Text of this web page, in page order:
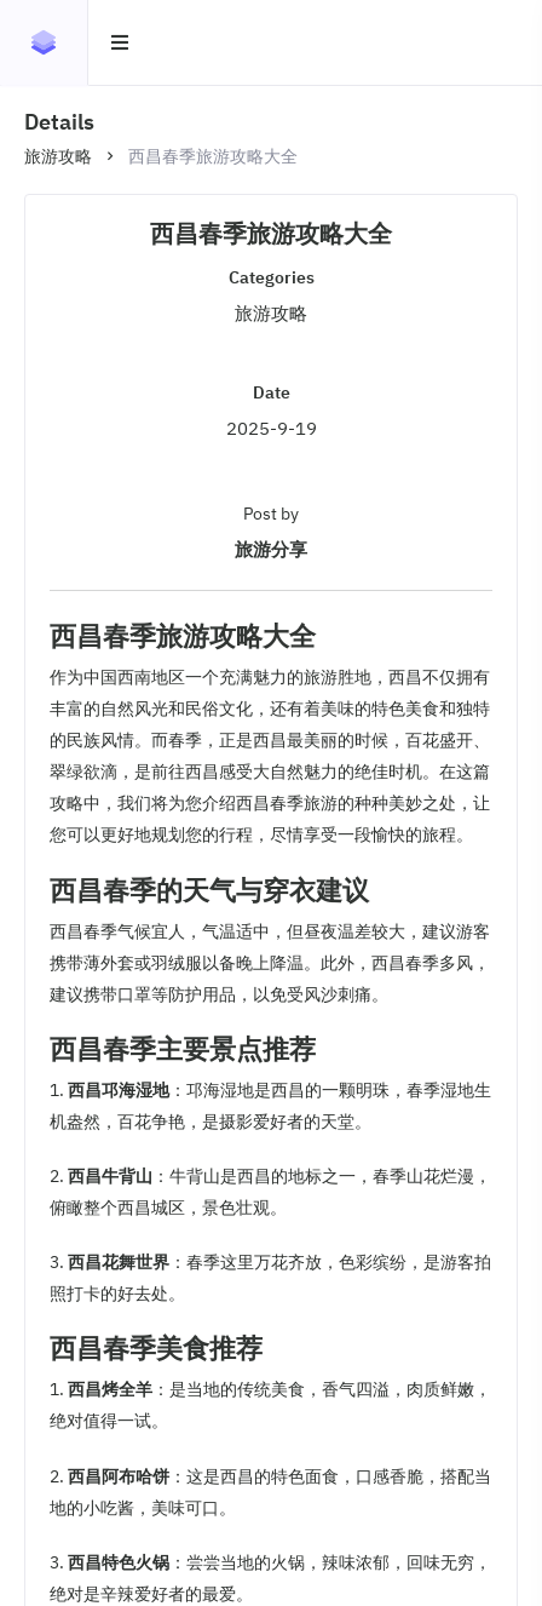
Details
旅游攻略 西昌春季旅游攻略大全
西昌春季旅游攻略大全
Categories
旅游攻略
Date
2025-9-19
Post by
旅游分享
西昌春季旅游攻略大全
作为中国西南地区一个充满魅力的旅游胜地，西昌不仅拥有
丰富的自然风光和民俗文化，还有着美味的特色美食和独特
的民族风情。而春季，正是西昌最美丽的时候，百花盛开、
翠绿欲滴，是前往西昌感受大自然魅力的绝佳时机。在这篇
攻略中，我们将为您介绍西昌春季旅游的种种美妙之处，让
您可以更好地规划您的行程，尽情享受一段愉快的旅程。
西昌春季的天气与穿衣建议
西昌春季气候宜人，气温适中，但昼夜温差较大，建议游客
携带薄外套或羽绒服以备晚上降温。此外，西昌春季多风，
建议携带口罩等防护用品，以免受风沙刺痛。
西昌春季主要景点推荐
1. 西昌邛海湿地：邛海湿地是西昌的一颗明珠，春季湿地生
机盎然，百花争艳，是摄影爱好者的天堂。
2. 西昌牛背山 ：牛背山是西昌的地标之一，春季山花烂漫，
俯瞰整个西昌城区，景色壮观。
3. 西昌花舞世界 ：春季这里万花齐放，色彩缤纷，是游客拍
照打卡的好去处。
西昌春季美食推荐
1. 西昌烤全羊 ：是当地的传统美食，香气四溢，肉质鲜嫩，
绝对值得一试。
2. 西昌阿布哈饼：这是西昌的特色面食，口感香脆，搭配当
地的小吃酱，美味可口。
3. 西昌特色火锅 ：尝尝当地的火锅，辣味浓郁，回味无穷，
绝对是辛辣爱好者的最爱。